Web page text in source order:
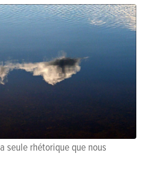
seule rhétorique que nous